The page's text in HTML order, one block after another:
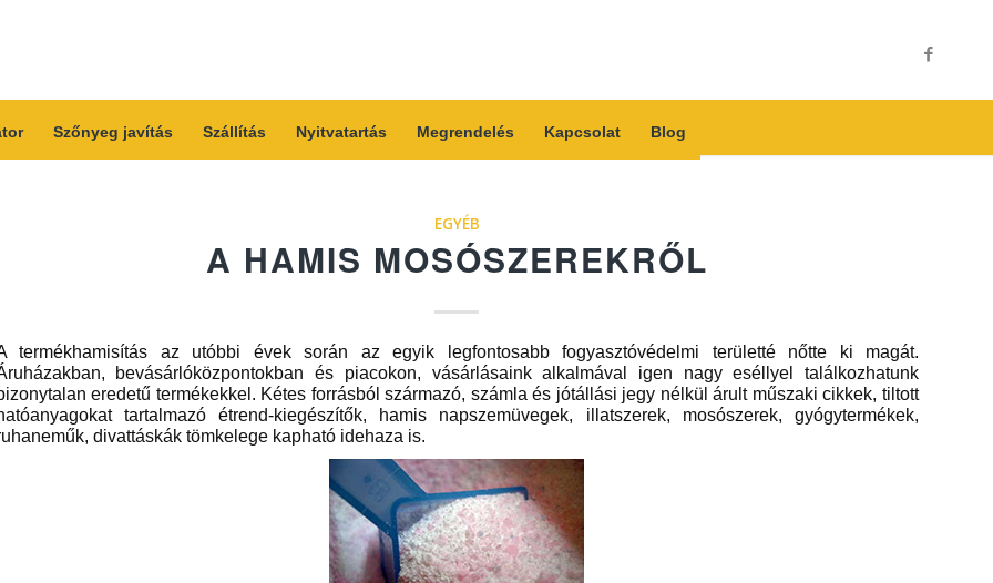
Szőnyeg javítás Szállítás Nyitvatartás Megrendelés Kapcsolat Blog
EGYÉB
A HAMIS MOSÓSZEREKRŐL
termékhamisítás az utóbbi évek során az egyik legfontosabb fogyasztóvédelmi területté nőtte ki magát.
bevásárlóközpontokban és piacokon, vásárlásaink alkalmával igen nagy eséllyel találkozhatunk
eredetű termékekkel. Kétes forrásból származó, számla és jótállási jegy nélkül árult műszaki cikkek, tiltott
tartalmazó étrend-kiegészítők, hamis napszemüvegek, illatszerek, mosószerek, gyógytermékek,
divattáskák tömkelege kapható idehaza is.